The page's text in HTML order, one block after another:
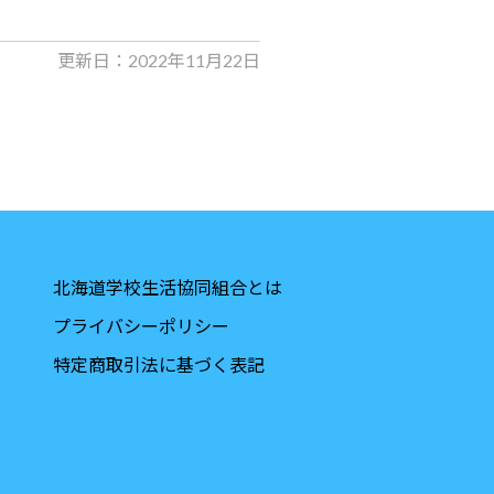
更新日：2022年11月22日
北海道学校生活協同組合とは
プライバシーポリシー
特定商取引法に基づく表記